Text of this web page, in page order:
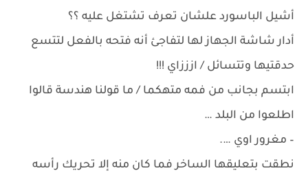
أشيل الباسورد علشان تعرف تشتغل عليه ؟؟
أدار شاشة الجهاز لها لتفاجئ أنه فتحه بالفعل لتتسع
حدقتيها وتتسائل / ازززاي !!!
ابتسم بجانب من فمه متهكما / ما قولنا هندسة قالوا
اطلعوا من البلد …
– مغرور اوي ….
نطقت بتعليقها الساخر فما كان منه إلا تحريك رأسه